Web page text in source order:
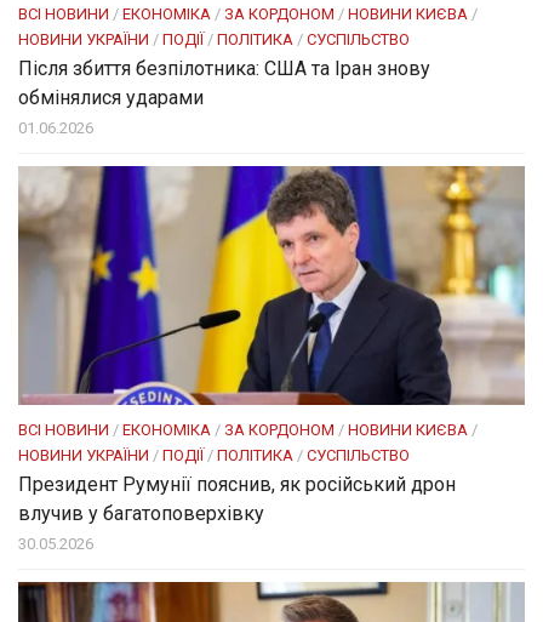
ВСІ НОВИНИ / ЕКОНОМІКА / ЗА КОРДОНОМ / НОВИНИ КИЄВА /
НОВИНИ УКРАЇНИ / ПОДІЇ/ ПОЛІТИКА / СУСПІЛЬСТВО
Після збиття безпілотника: США та Іран знову
обмінялися ударами
01.06.2026
ВСІ НОВИНИ / ЕКОНОМІКА / ЗА КОРДОНОМ / НОВИНИ КИЄВА /
НОВИНИ УКРАЇНИ / ПОДІЇ/ ПОЛІТИКА / СУСПІЛЬСТВО
Президент Румунії пояснив, як російський дрон
влучив у багатоповерхівку
30.05.2026